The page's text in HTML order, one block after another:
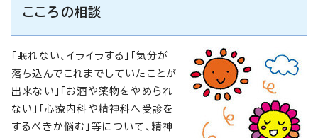
こころの相談
「眠れない、イライラする」「気分が
落ち込んでこれまでしていたことが
出来ない」「お酒や薬物をやめられ
ない」「心療内科や精神科へ受診を
するべきか悩む」等について、精神